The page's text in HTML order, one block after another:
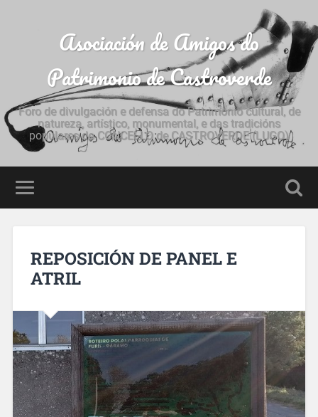
Asociación de Amigos do
Patrimonio de Castroverde
Foro de divulgación e defensa do Patrimonio cultural, de
natureza, artístico, monumental, e das tradicións
populares do CONCELLO de CASTROVERDE (LUGO)
REPOSICIÓN DE PANEL E
ATRIL